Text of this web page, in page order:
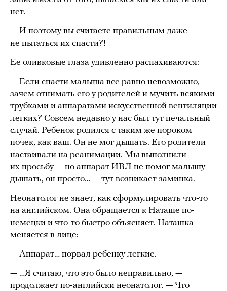
нет.
— И поэтому вы считаете правильным даже
не пытаться их спасти?!
Ее оливковые глаза удивленно распахиваются:
— Если спасти малыша все равно невозможно,
зачем отнимать его у родителей и мучить всякими
трубками и аппаратами искусственной вентиляции
легких? Совсем недавно у нас был тут печальный
случай. Ребенок родился с таким же пороком
почек, как ваш. Он не мог дышать. Его родители
настаивали на реанимации. Мы выполнили
их просьбу — но аппарат ИВЛ не помог малышу
дышать, он просто… — тут возникает заминка.
Неонатолог не знает, как сформулировать что-то
на английском. Она обращается к Наташе по-
немецки и что-то быстро объясняет. Наташка
меняется в лице:
— Аппарат… порвал ребенку легкие.
— …Я считаю, что это было неправильно, —
продолжает по-английски неонатолог. — Что